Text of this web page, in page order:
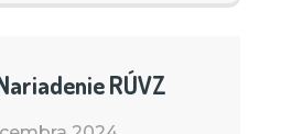
RÚVZ